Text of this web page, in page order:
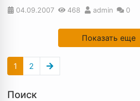
04.09.2007 468 admin 0
Показать еще
1 2
Поиск